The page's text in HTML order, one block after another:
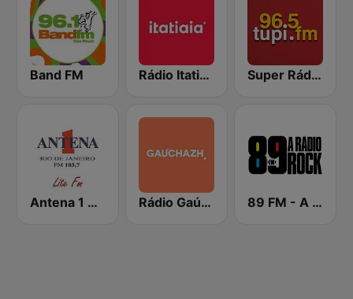
Band FM Rádio Itatiaia FM Super Rádio Tupi
Antena 1 Rio Rádio Gaúcha ZH 89 FM - A Rádio Rock